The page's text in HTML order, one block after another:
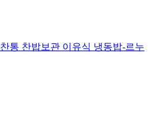
통 찬밥보관 이유식 냉동밥-르누